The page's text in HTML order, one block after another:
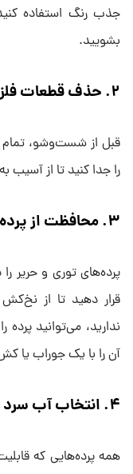
جذب رنگ استفاده
بشویید.
۲. حذف قطعات
قبل از شست‌وشو، تمام
را جدا کنید تا از
۳.محافظت از
پرده‌های توری و
قرار دهید تا از
ندارید، می‌توانید
آن را با یک جوراب یا
۴. انتخاب آب
همه پرده‌هایی که